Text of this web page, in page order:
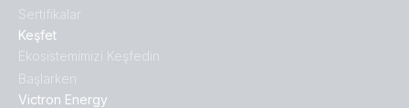
Keşfet
Ekosistemimizi Keşfedin
Başlarken
Victron Energy
Sertifikalar